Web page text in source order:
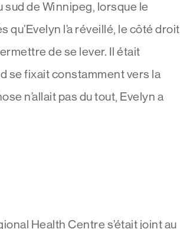
sud de Winnipeg, lorsque le
qu’Evelyn l’a réveillé, le côté droit
de se lever. Il était
se fixait constamment vers la
n’allait pas du tout, Evelyn a
Health Centre s’était joint au